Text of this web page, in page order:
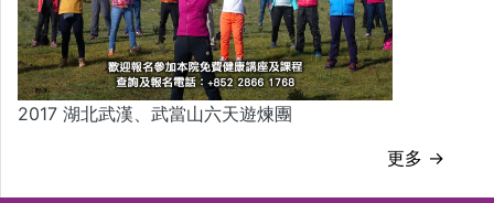
2017 湖北武漢、武當山六天遊煉團
更多 →